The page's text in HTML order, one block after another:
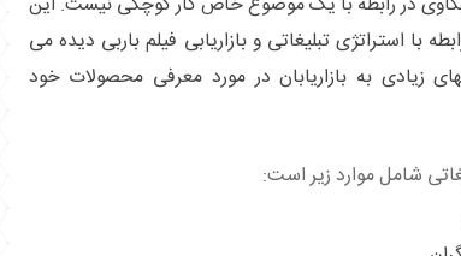
با استراتژی تبلیغاتی و بازاریابی فیلم باربی دیده می
زیادی به بازاریابان در مورد معرفی محصولات خود
شامل موارد زیر است: